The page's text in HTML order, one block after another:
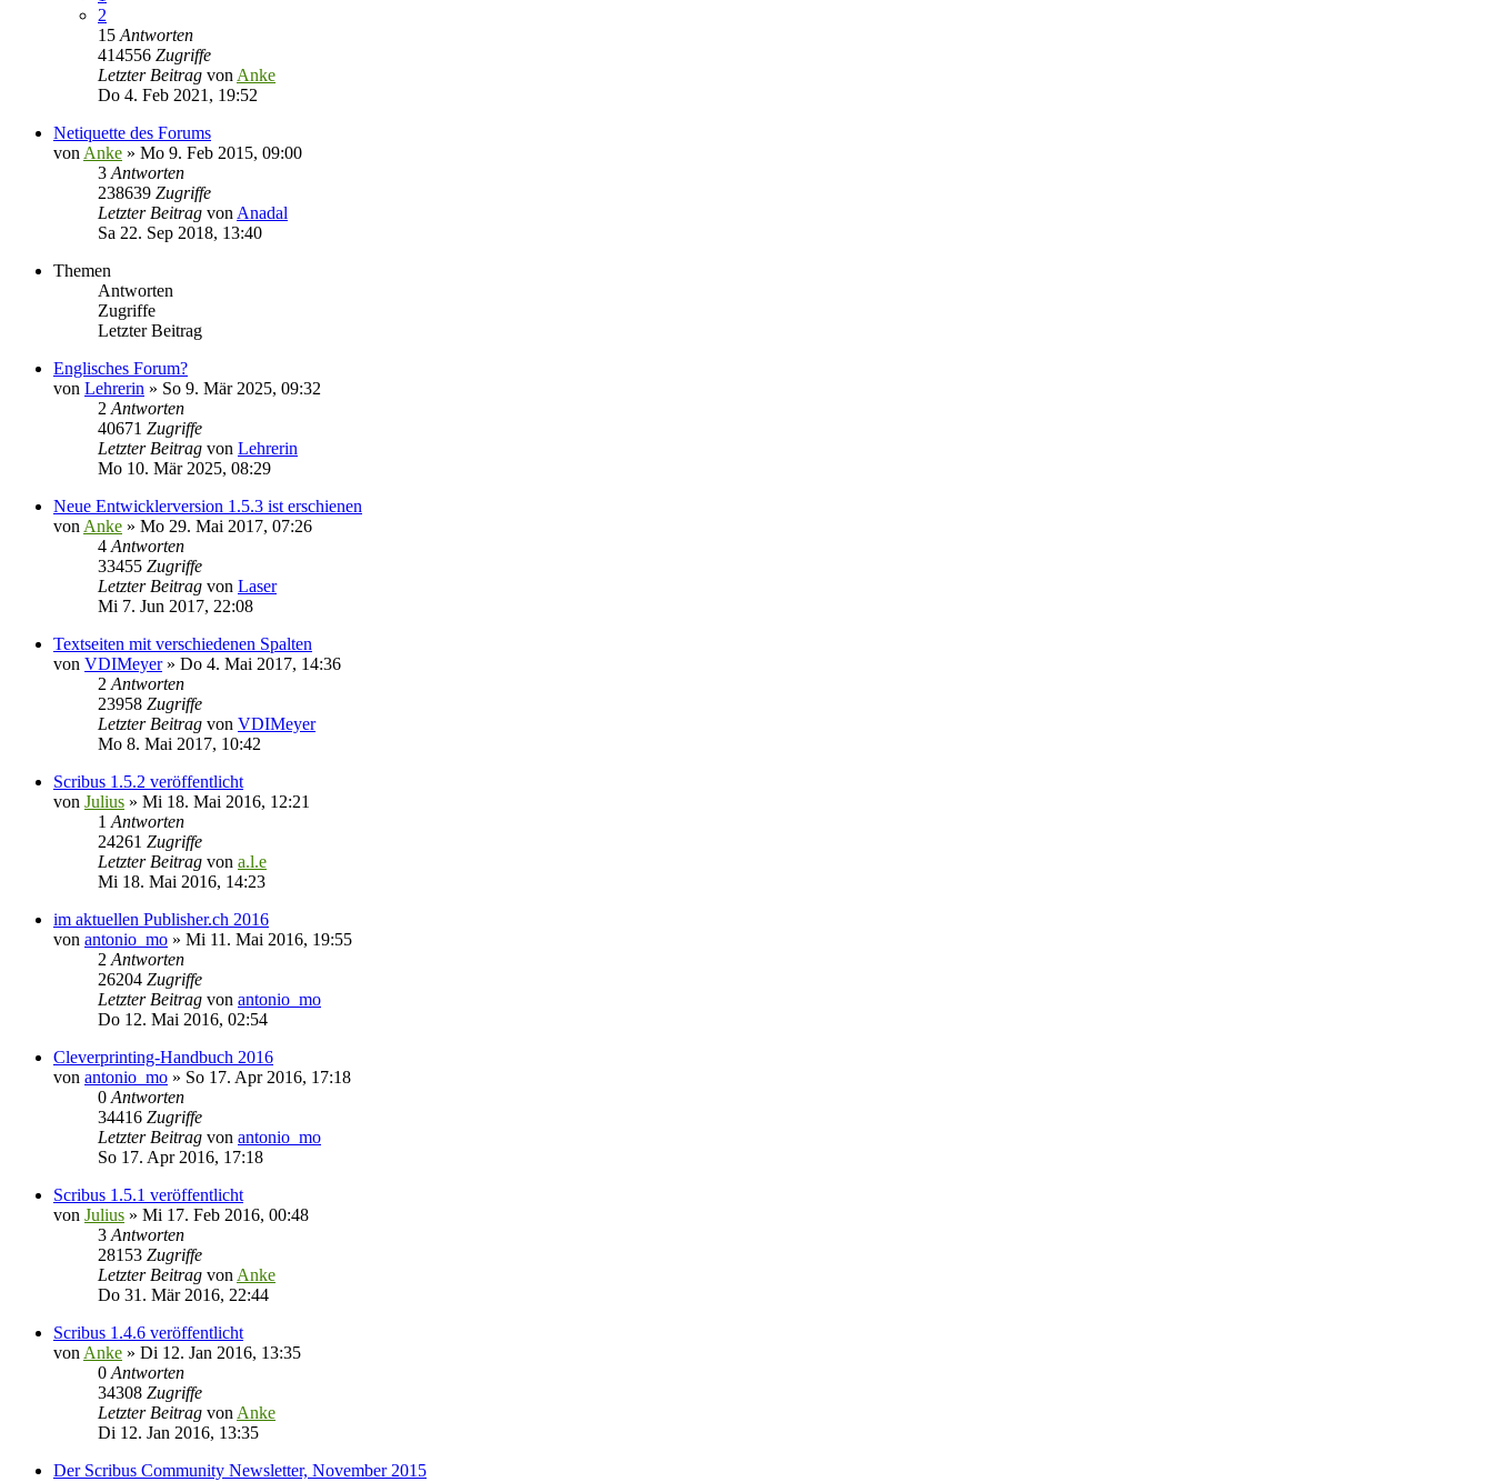
2
15 Antworten
414556 Zugriffe
Letzter Beitrag von Anke
Do 4. Feb 2021, 19:52
Netiquette des Forums
von Anke » Mo 9. Feb 2015, 09:00
3 Antworten
238639 Zugriffe
Letzter Beitrag von Anadal
Sa 22. Sep 2018, 13:40
Themen
Antworten
Zugriffe
Letzter Beitrag
Englisches Forum?
von Lehrerin » So 9. Mär 2025, 09:32
2 Antworten
40671 Zugriffe
Letzter Beitrag von Lehrerin
Mo 10. Mär 2025, 08:29
Neue Entwicklerversion 1.5.3 ist erschienen
von Anke » Mo 29. Mai 2017, 07:26
4 Antworten
33455 Zugriffe
Letzter Beitrag von Laser
Mi 7. Jun 2017, 22:08
Textseiten mit verschiedenen Spalten
von VDIMeyer» Do 4. Mai 2017, 14:36
2 Antworten
23958 Zugriffe
Letzter Beitrag von VDIMeyer
Mo 8. Mai 2017, 10:42
Scribus 1.5.2 veröffentlicht
von Julius » Mi 18. Mai 2016, 12:21
1 Antworten
24261 Zugriffe
Letzter Beitrag von a.l.e
Mi 18. Mai 2016, 14:23
im aktuellen Publisher.ch 2016
von antonio_mo » Mi 11. Mai 2016, 19:55
2 Antworten
26204 Zugriffe
Letzter Beitrag von antonio_mo
Do 12. Mai 2016, 02:54
Cleverprinting-Handbuch 2016
von antonio_mo » So 17. Apr 2016, 17:18
0 Antworten
34416 Zugriffe
Letzter Beitrag von antonio_mo
So 17. Apr 2016, 17:18
Scribus 1.5.1 veröffentlicht
von Julius » Mi 17. Feb 2016, 00:48
3 Antworten
28153 Zugriffe
Letzter Beitrag von Anke
Do 31. Mär 2016, 22:44
Scribus 1.4.6 veröffentlicht
von Anke » Di 12. Jan 2016, 13:35
0 Antworten
34308 Zugriffe
Letzter Beitrag von Anke
Di 12. Jan 2016, 13:35
Der Scribus Community Newsletter, November 2015